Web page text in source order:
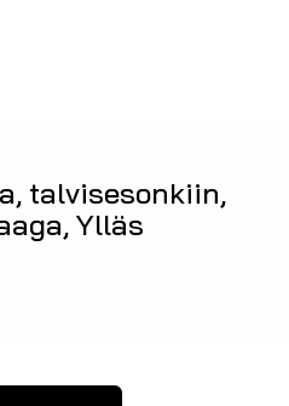
talvisesonkiin,
Ylläs